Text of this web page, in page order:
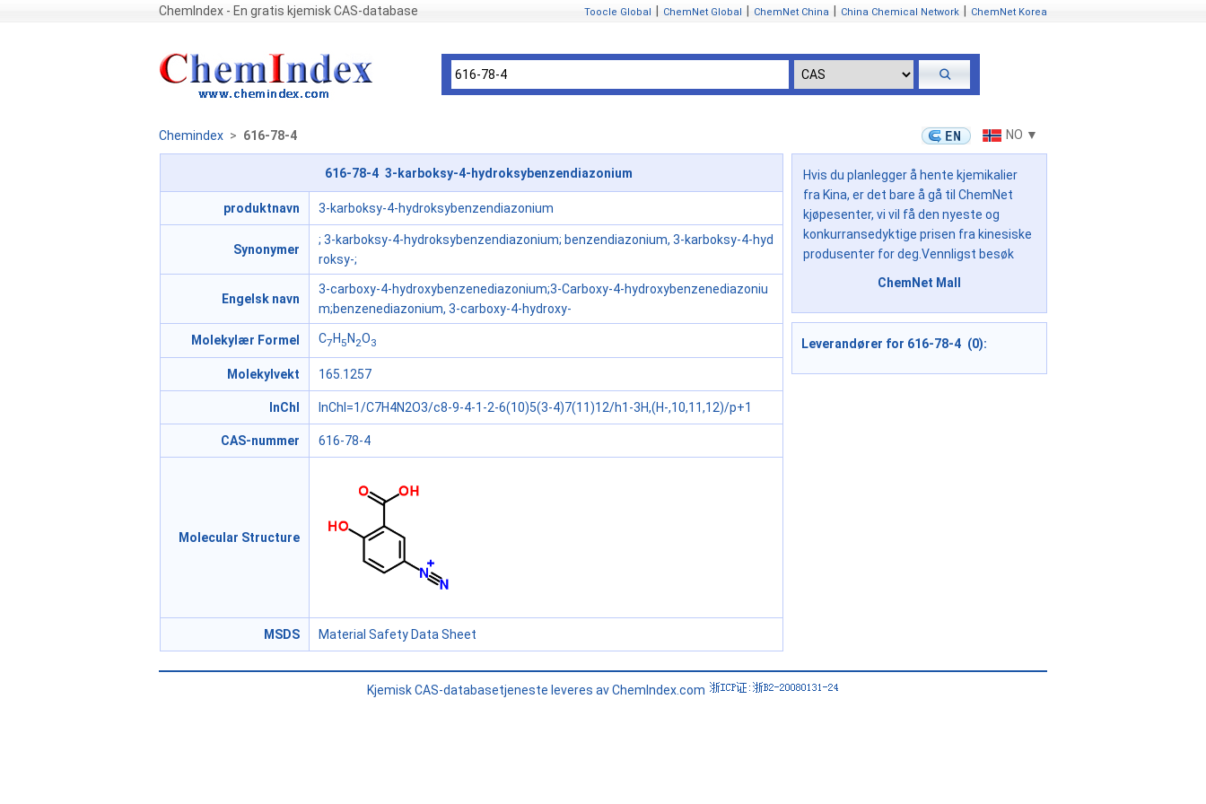
ChemIndex - En gratis kjemisk CAS-database Toocle Global ChemNet Global ChemNet China China Chemical Network ChemNet Korea
Chemindex > 616-78-4 NO ▼
616-78-4 3-karboksy-4-hydroksybenzendiazonium
produktnavn 3-karboksy-4-hydroksybenzendiazonium
Synonymer
; 3-karboksy-4-hydroksybenzendiazonium; benzendiazonium, 3-karboksy-4-hyd
roksy-;
Engelsk navn
3-carboxy-4-hydroxybenzenediazonium;3-Carboxy-4-hydroxybenzenediazoniu
m;benzenediazonium, 3-carboxy-4-hydroxy-
Molekylær Formel C7 H 5 N 2O3
Molekylvekt 165.1257
InChI InChI=1/C7H4N2O3/c8-9-4-1-2-6(10)5(3-4)7(11)12/h1-3H,(H-,10,11,12)/p+1
CAS-nummer 616-78-4
Molecular Structure
MSDS Material Safety Data Sheet
Hvis du planlegger å hente kjemikalier
fra Kina, er det bare å gå til ChemNet
kjøpesenter, vi vil få den nyeste og
konkurransedyktige prisen fra kinesiske
produsenter for deg.Vennligst besøk
ChemNet Mall
Leverandører for 616-78-4 (0):
Kjemisk CAS-databasetjeneste leveres av ChemIndex.com